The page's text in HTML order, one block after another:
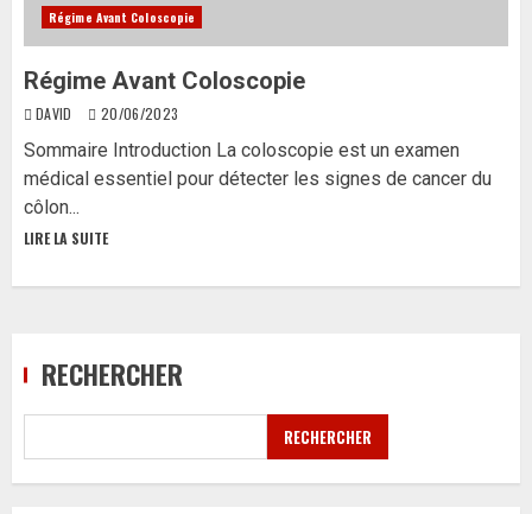
Régime Avant Coloscopie
Régime Avant Coloscopie
DAVID 20/06/2023
Sommaire Introduction La coloscopie est un examen
médical essentiel pour détecter les signes de cancer du
côlon...
LIRE LA SUITE
RECHERCHER
RECHERCHER